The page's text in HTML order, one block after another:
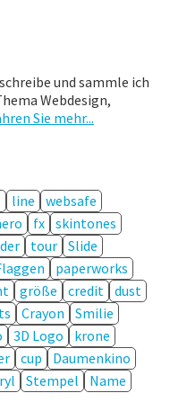
und sammle ich
Webdesign,
Sie mehr...
line
websafe
fx skintones
tour Slide
paperworks
größe credit
dust
Crayon
Smilie
3D Logo
krone
cup
Daumenkino
Stempel
Name